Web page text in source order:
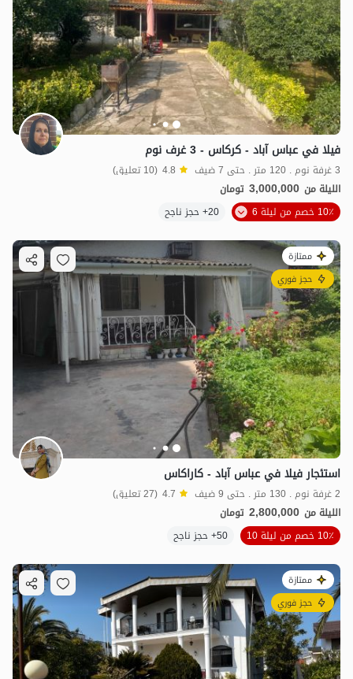
2مليون ت 4.5
فيلا في عباس آباد - كركاس - 3 غرف نوم
3 غرفة نوم . 120 متر . حتى 7 ضيف 4.8 (10 تعليق)
الليلة من 3,000,000 تومان
10٪ خصم من ليلة 6
20+ حجز ناجح
ممتازة
حجز فوري
استئجار فيلا في عباس آباد - كاراكاس
2 غرفة نوم . 130 متر . حتى 9 ضيف 4.7 (27 تعليق)
الليلة من 2,800,000 تومان
10٪ خصم من ليلة 10
50+ حجز ناجح
ممتازة
حجز فوري